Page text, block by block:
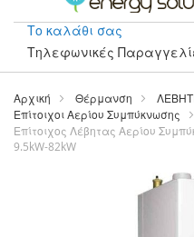
Το καλάθι σας
Τηλεφωνικές
Μετάβαση
περιεχόμενο
Αρχική Θέρμανση
Επίτοιχοι Αερίου Συμπύκνωσης
Επίτοιχος Λέβητας Αερίου
9.5kW-82kW